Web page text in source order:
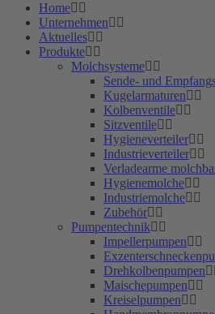
Home
Unternehmen
Aktuelles
Produkte
Molchsysteme
Sende- und
Kugelarmaturen
Kolbenventile
Sitzventile
Hygieneverteiler
Industrieverteiler
Verladearme
Hygienemolche
Industriemolche
Zubehör
Pumpentechnik
Impellerpumpen
Drehkolbenpumpen
Maischepumpen
Kreiselpumpen